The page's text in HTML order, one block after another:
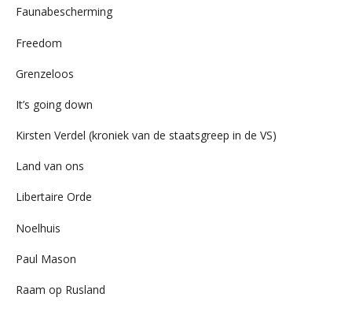
Faunabescherming
Freedom
Grenzeloos
It’s going down
Kirsten Verdel (kroniek van de staatsgreep in de VS)
Land van ons
Libertaire Orde
Noelhuis
Paul Mason
Raam op Rusland